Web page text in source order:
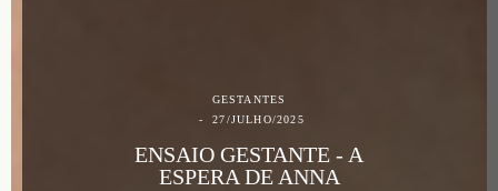
GESTANTES
27/JULHO/2025
ENSAIO GESTANTE - A
ESPERA DE ANNA